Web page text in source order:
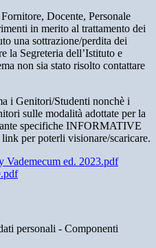
Docente, Personale
in merito al trattamento dei
una sottrazione/perdita dei
la Segreteria dell’Istituto e
non sia stato risolto contattare
i Genitori/Studenti nonchè i
sulle modalità adottate per la
specifiche INFORMATIVE
per poterli visionare/scaricare.
Vademecum ed. 2023.pdf
personali - Componenti